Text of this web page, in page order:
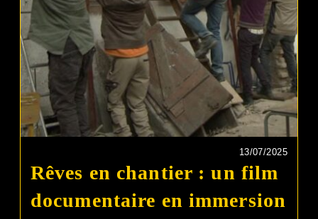
13/07/2025
Rêves en chantier : un film
documentaire en immersion